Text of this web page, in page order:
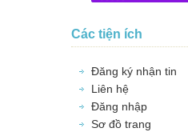
Các tiện ích
Đăng ký nhận tin
Liên hệ
Đăng nhập
Sơ đồ trang